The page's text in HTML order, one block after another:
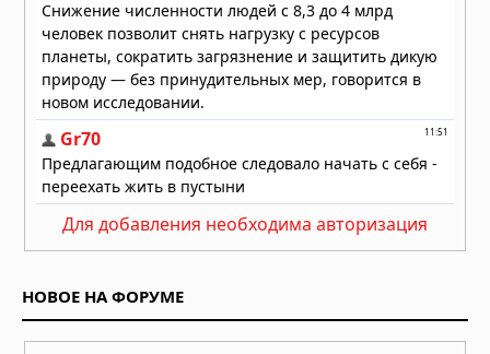
Для добавления необходима авторизация
НОВОЕ НА ФОРУМЕ